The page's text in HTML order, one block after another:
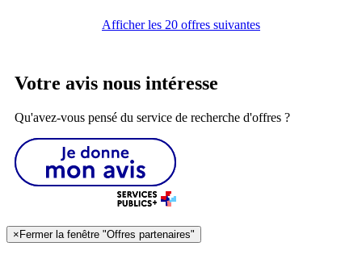
Afficher les 20 offres suivantes
Votre avis nous intéresse
Qu'avez-vous pensé du service de recherche d'offres ?
× Fermer la fenêtre "Offres partenaires"